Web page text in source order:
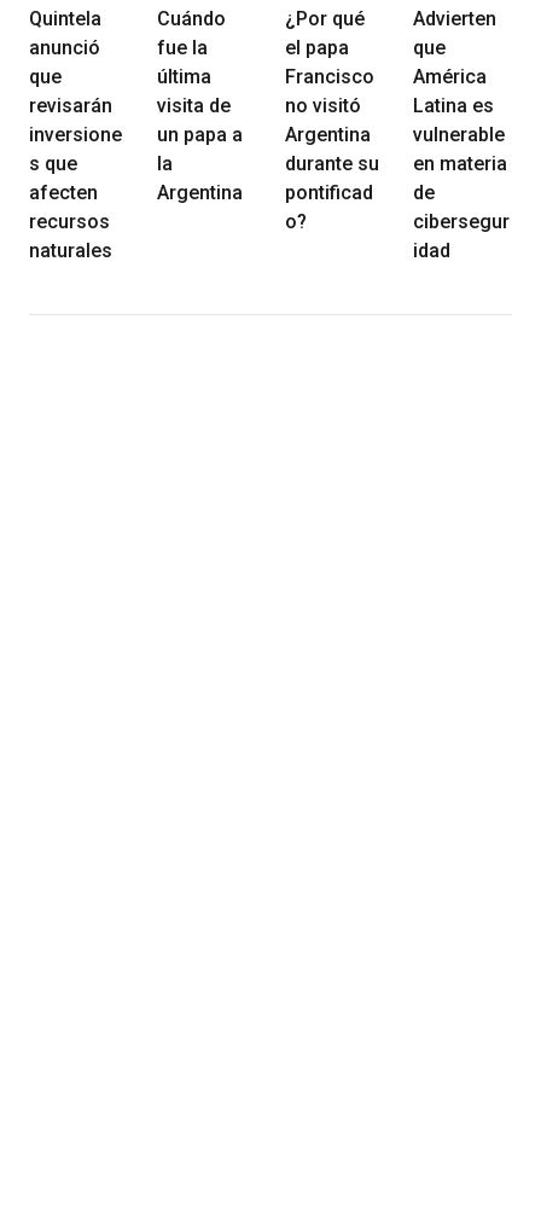
Quintela
anunció
que
revisarán
inversione
s que
afecten
recursos
naturales
Cuándo
fue la
última
visita de
un papa a
la
Argentina
¿Por qué
el papa
Francisco
no visitó
Argentina
durante su
pontificad
o?
Advierten
que
América
Latina es
vulnerable
en materia
de
cibersegur
idad